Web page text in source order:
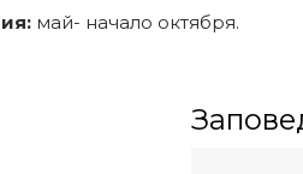
май- начало октября.